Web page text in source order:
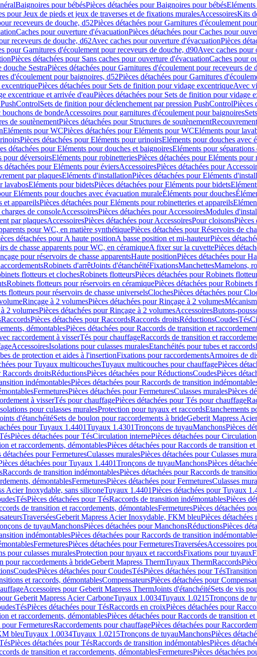
Baignoires pour bébésPièces détachées pour Baignoires pour bébés
pour Jeux de pieds et jeux de traverses et de fixations muralesAccessoiresKits
receveurs de douche, d52Pièces détachées pour Garnitures d'écoulement
Caches pour ouverture d'évacuationPièces détachées pour Caches pour
receveurs de douche, d62Avec caches pour ouverture d'évacuationPièces
pour Garnitures d'écoulement pour receveurs de douche, d90Avec caches pour
Pièces détachées pour Sans caches pour ouverture d'évacuationCaches pour
SestraPièces détachées pour Garnitures d'écoulement pour receveurs de
d'écoulement pour baignoires, d52Pièces détachées pour Garnitures
Pièces détachées pour Sets de finition pour vidage excentriqueAvec
excentrique et arrivée d'eauPièces détachées pour Sets de finition pour vidage
Sets de finition pour déclenchement par pression PushControlPièces
bouchons de bondeAccessoires pour garnitures d'écoulement pour baignoires
de soutènementPièces détachées pour Structures de soutènement
Eléments pour WCPièces détachées pour Eléments pour WCEléments pour
Pièces détachées pour Eléments pour urinoirsEléments pour douches avec
détachées pour Eléments pour douches et baignoiresEléments pour séparations
pour déversoirsEléments pour robinetteriesPièces détachées pour Eléments pour
détachées pour Eléments pour éviersAccessoiresPièces détachées pour
par plaquesEléments d'installationPièces détachées pour Eléments
lavabosEléments pour bidetsPièces détachées pour Eléments pour bidets
Eléments pour douches avec évacuation muraleÉléments pour douches
et appareilsPièces détachées pour Eléments pour robinetteries et appareils
de consoleAccessoiresPièces détachées pour AccessoiresModules
par plaquesAccessoiresPièces détachées pour AccessoiresPour cloisonsPièces
pour WC, en matière synthétiquePièces détachées pour Réservoirs de
détachées pour A haute positionA basse position et mi-hauteurPièces
de chasse apparents pour WC, en céramiqueA fixer sur la cuvettePièces
pour réservoirs de chasse apparentsHaute positionPièces détachées pour
Robinets d'arrêtJoints d'étanchéitéFixationsManchettesMamelons,
flotteurs et clochesRobinets flotteursPièces détachées pour Robinets
Robinets flotteurs pour réservoirs en céramiquePièces détachées pour
flotteurs pour réservoirs de chasse universelsClochesPièces détachées pour
Rinçage à 2 volumesPièces détachées pour Rinçage à 2 volumes
2 volumesPièces détachées pour Rinçage à 2 volumesAccessoiresButons-
RaccordsPièces détachées pour RaccordsRaccords droitsRéductionsCoudesTés
démontablesPièces détachées pour Raccords de transition et
raccordement à visserTés pour chauffageRaccords de transition et
AccessoiresIsolations pour culasses muralesEtanchéités pour tubes et raccords
de protection et aides à l'insertionFixations pour raccordementsArmoires de
pour Tuyaux multicouchesTuyaux multicouches pour chauffagePièces
Raccords droitsRéductionsPièces détachées pour RéductionsCoudesPièces
indémontablesPièces détachées pour Raccords de transition
FermeturesPièces détachées pour FermeturesCulasses muralesPièces
à visserTés pour chauffagePièces détachées pour Tés pour chauffage
pour culasses muralesProtection pour tuyaux et raccordsEtanchements
d'étanchéitéSets de boulon pour raccordements à brideGeberit Mapress
pour Tuyaux 1.4401Tuyaux 1.4301Tronçons de tuyauManchonsPièces
Pièces détachées pour TésCirculation internePièces détachées pour
et raccordements, démontablesPièces détachées pour Raccords de transition
détachées pour FermeturesCulasses muralesPièces détachées pour Culasses
détachées pour Tuyaux 1.4401Tronçons de tuyauManchonsPièces
Raccords de transition indémontablesPièces détachées pour Raccords de
démontablesFermeturesPièces détachées pour FermeturesCulasses
Acier Inoxydable, sans siliconeTuyaux 1.4401Pièces détachées pour Tuyaux
TésPièces détachées pour TésRaccords de transition indémontablesPièces
de transition et raccordements, démontablesFermeturesPièces détachées
TraverséesGeberit Mapress Acier Inoxydable, FKM bleuPièces
de tuyauManchonsPièces détachées pour ManchonsRéductionsPièces
indémontablesPièces détachées pour Raccords de transition
FermeturesPièces détachées pour FermeturesTraverséesAccessoires
pour culasses muralesProtection pour tuyaux et raccordsFixations pour tuyaux
pour raccordements à brideGeberit Mapress ThermTuyaux ThermRaccords
CoudesPièces détachées pour CoudesTésPièces détachées pour Tés
et raccords, démontablesCompensateursPièces détachées pour
Accessoires pour Geberit Mapress ThermJoints d'étanchéitéSets de vis
Geberit Mapress Acier CarboneTuyaux 1.0034Tuyaux 1.0215Tronçons de
TésPièces détachées pour TésRaccords en croixPièces détachées pour
et raccordements, démontablesPièces détachées pour Raccords de transition
pour FermeturesRaccordements pour chauffagePièces détachées pour
bleuTuyaux 1.0034Tuyaux 1.0215Tronçons de tuyauManchonsPièces
Pièces détachées pour TésRaccords de transition indémontablesPièces
de transition et raccordements, démontablesFermeturesPièces détachées